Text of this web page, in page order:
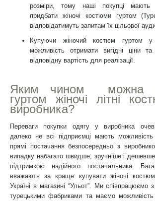
розміри, тому наші покупці мають
придбати жіночі костюми гуртом
відповідатимуть запитам їх цільової
Купуючи жіночий костюм гуртом
можливість отримати вигідні ціни та
відповідну вартість для реалізації.
Яким чином можна
гуртом жіночі літні
виробника?
Переваги покупки одягу у виробника
далеко не всі підприємці мають можливість
прямі постачання безпосередньо з
випадку набагато швидше, зручніше і
підтримкою надійного постачальника.
вважають за краще купувати жіночі
Україні в магазині “Ульот”. Ми співпрацюємо
турецькими фабриками та маємо можливість